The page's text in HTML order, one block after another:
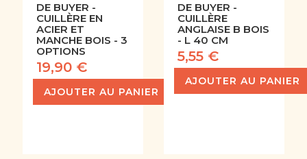
DE BUYER -
CUILLÈRE EN
ACIER ET
MANCHE BOIS - 3
OPTIONS
19,90 €
AJOUTER AU PANIER
DE BUYER -
CUILLÈRE
ANGLAISE B BOIS
- L 40 CM
5,55 €
AJOUTER AU PANIER